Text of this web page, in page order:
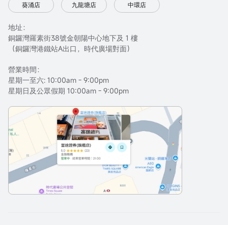
葵涌店 九龍塘店 中環店
地址：
銅鑼灣羅素街38號金朝陽中心地下及 1 樓
（銅鑼灣港鐵站A出口，時代廣場對面）
營業時間：
星期一至六: 10:00am - 9:00pm
星期日及公眾假期 10:00am - 9:00pm